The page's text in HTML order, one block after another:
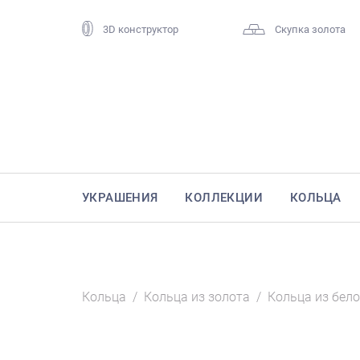
3D конструктор Скупка золота
УКРАШЕНИЯ КОЛЛЕКЦИИ КОЛЬЦА
Кольца / Кольца из золота / Кольца из